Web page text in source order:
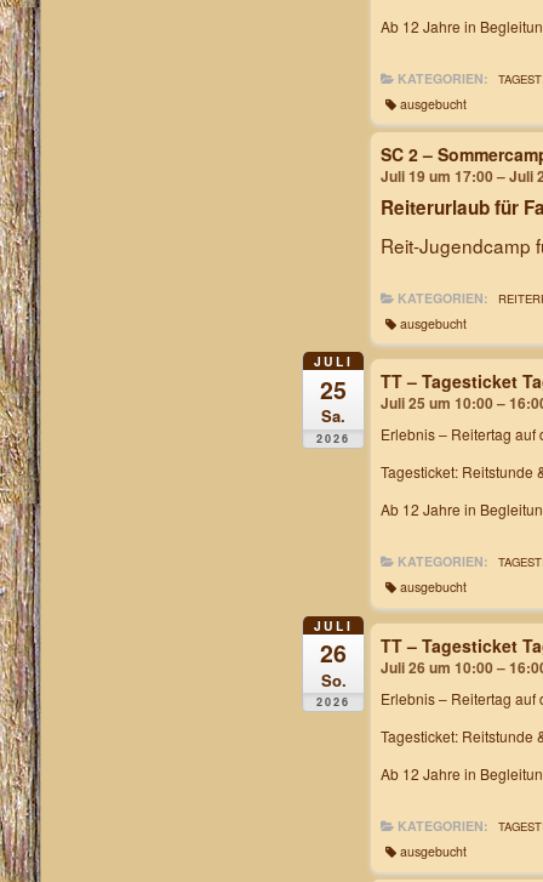
Ab 12 Jahre in
KATEGORIEN:
ausgebucht
SC 2 –
Juli 19 um 17:00 – Juli
Reiterurlaub für
Reit-Jugendcamp
KATEGORIEN:
ausgebucht
JULI
25
Sa.
2026
TT – Tagesticket
Juli 25 um 10:00 –
Erlebnis – Reitertag auf
Tagesticket: Reitstunde
Ab 12 Jahre in
KATEGORIEN:
ausgebucht
JULI
26
So.
2026
TT – Tagesticket
Juli 26 um 10:00 –
Erlebnis – Reitertag auf
Tagesticket: Reitstunde
Ab 12 Jahre in
KATEGORIEN:
ausgebucht